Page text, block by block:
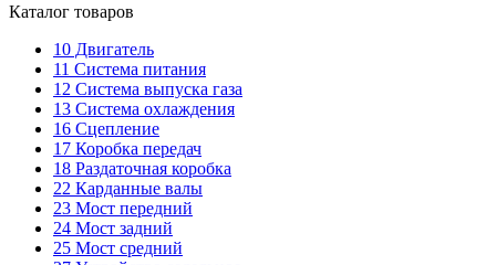
Каталог товаров
10 Двигатель
11 Система питания
12 Система выпуска газа
13 Система охлаждения
16 Сцепление
17 Коробка передач
18 Раздаточная коробка
22 Карданные валы
23 Мост передний
24 Мост задний
25 Мост средний